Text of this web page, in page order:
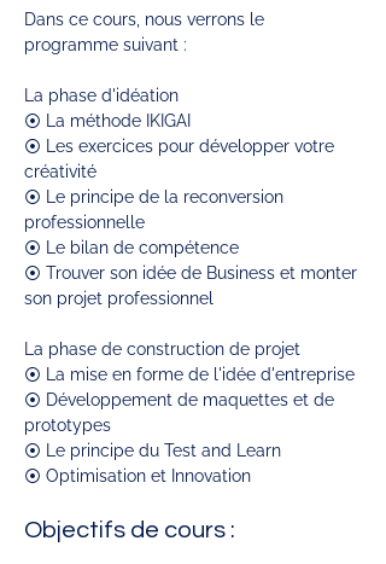
Dans ce cours, nous verrons le
programme suivant :
La phase d'idéation
⦿ La méthode IKIGAI
⦿ Les exercices pour développer votre
créativité
⦿ Le principe de la reconversion
professionnelle
⦿ Le bilan de compétence
⦿ Trouver son idée de Business et monter
son projet professionnel
La phase de construction de projet
⦿ La mise en forme de l'idée d'entreprise
⦿ Développement de maquettes et de
prototypes
⦿ Le principe du Test and Learn
⦿ Optimisation et Innovation
Objectifs de cours :